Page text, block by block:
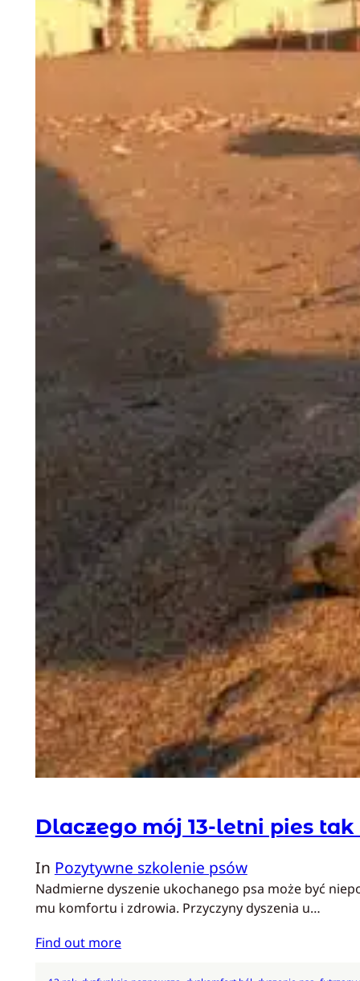
Dlaczego mój 13-letni pies
In Pozytywne szkolenie psów
Nadmierne dyszenie ukochanego psa może być
mu komfortu i zdrowia. Przyczyny dyszenia u…
Find out more